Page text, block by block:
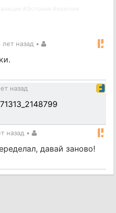
лет назад •
назад
назад •
давай заново!